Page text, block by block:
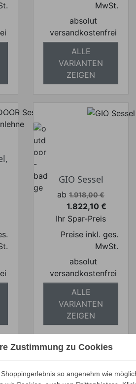
MwSt.
absolut
versandkostenfrei
ALLE
VARIANTEN
ZEIGEN
GIO Sessel
Verkaufspreis
ab 1.918,00 €
Preis
1.822,10 €
Ihr Spar-Preis
Preise inkl. ges.
MwSt.
absolut
versandkostenfrei
ALLE
VARIANTEN
ZEIGEN
Zustimmung zu Cookies
so angenehm wie